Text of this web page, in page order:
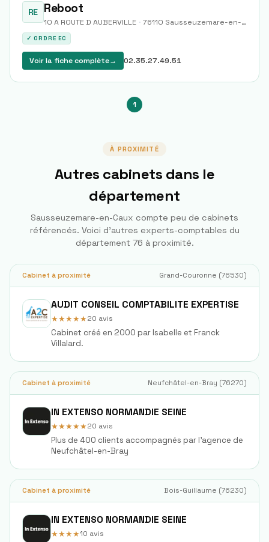
RE Reboot
10 A ROUTE D AUBERVILLE · 76110 Sausseuzemare-en-Caux
✓ ORDRE EC
Voir la fiche complète→ 02.35.27.49.51
1
À PROXIMITÉ
Autres cabinets dans le
département
Sausseuzemare-en-Caux compte peu de cabinets
référencés. Voici d'autres experts-comptables du
département 76 à proximité.
Cabinet à proximité Grand-Couronne (76530)
AUDIT CONSEIL COMPTABILITE EXPERTISE
★★★★★20 avis
Cabinet créé en 2000 par Isabelle et Franck
Villalard.
Cabinet à proximité Neufchâtel-en-Bray (76270)
IN EXTENSO NORMANDIE SEINE
★★★★★20 avis
Plus de 400 clients accompagnés par l'agence de
Neufchâtel-en-Bray
Cabinet à proximité Bois-Guillaume (76230)
IN EXTENSO NORMANDIE SEINE
★★★★10 avis